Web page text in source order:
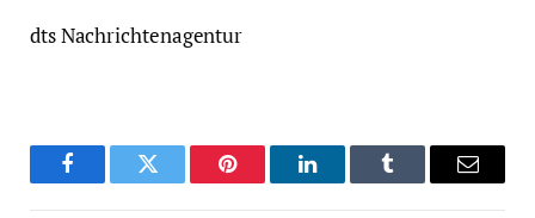
dts Nachrichtenagentur
FacebookTwitter Pinterest LinkedInTumblr Email